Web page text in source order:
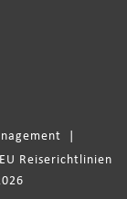
EU Reiserichtlinien